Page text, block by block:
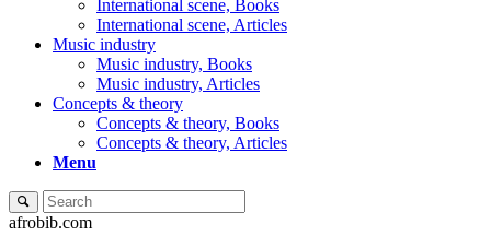
International scene, Books
International scene, Articles
Music industry
Music industry, Books
Music industry, Articles
Concepts & theory
Concepts & theory, Books
Concepts & theory, Articles
Menu
afrobib.com